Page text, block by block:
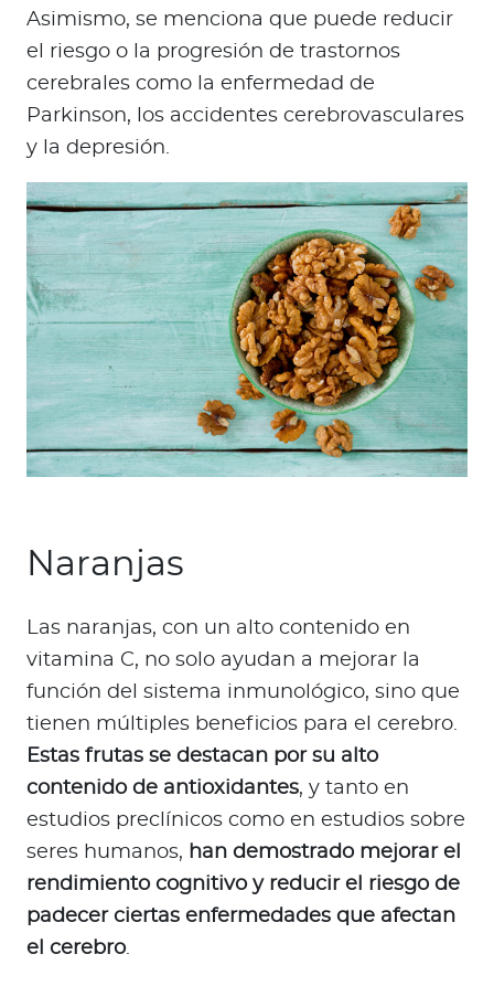
Asimismo, se menciona que puede reducir
el riesgo o la progresión de trastornos
cerebrales como la enfermedad de
Parkinson, los accidentes cerebrovasculares
y la depresión.
Naranjas
Las naranjas, con un alto contenido en
vitamina C, no solo ayudan a mejorar la
función del sistema inmunológico, sino que
tienen múltiples beneficios para el cerebro.
Estas frutas se destacan por su alto
contenido de antioxidantes, y tanto en
estudios preclínicos como en estudios sobre
seres humanos, han demostrado mejorar el
rendimiento cognitivo y reducir el riesgo de
padecer ciertas enfermedades que afectan
el cerebro.